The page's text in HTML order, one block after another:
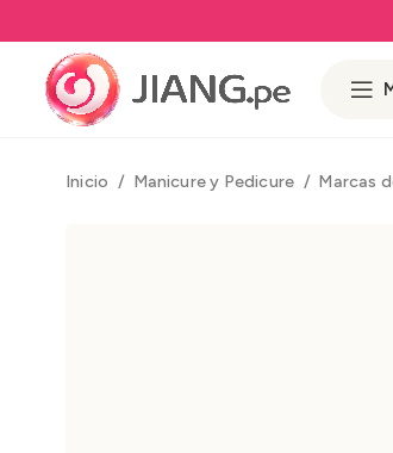
Inicio Manicure y Pedicure Marcas